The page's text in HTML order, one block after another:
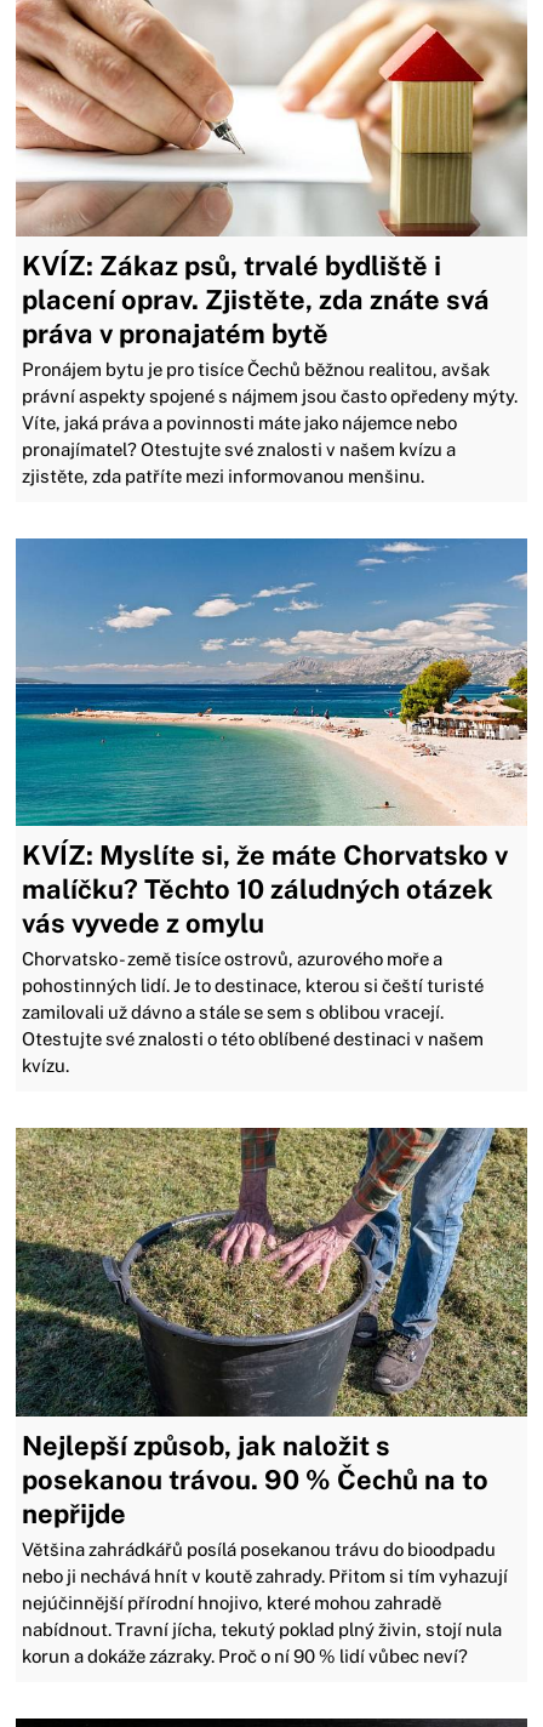
KVÍZ: Zákaz psů, trvalé bydliště i
placení oprav. Zjistěte, zda znáte svá
práva v pronajatém bytě
Pronájem bytu je pro tisíce Čechů běžnou realitou, avšak
právní aspekty spojené s nájmem jsou často opředeny mýty.
Víte, jaká práva a povinnosti máte jako nájemce nebo
pronajímatel? Otestujte své znalosti v našem kvízu a
zjistěte, zda patříte mezi informovanou menšinu.
KVÍZ: Myslíte si, že máte Chorvatsko v
malíčku? Těchto 10 záludných otázek
vás vyvede z omylu
Chorvatsko - země tisíce ostrovů, azurového moře a
pohostinných lidí. Je to destinace, kterou si čeští turisté
zamilovali už dávno a stále se sem s oblibou vracejí.
Otestujte své znalosti o této oblíbené destinaci v našem
kvízu.
Nejlepší způsob, jak naložit s
posekanou trávou. 90 % Čechů na to
nepřijde
Většina zahrádkářů posílá posekanou trávu do bioodpadu
nebo ji nechává hnít v koutě zahrady. Přitom si tím vyhazují
nejúčinnější přírodní hnojivo, které mohou zahradě
nabídnout. Travní jícha, tekutý poklad plný živin, stojí nula
korun a dokáže zázraky. Proč o ní 90 % lidí vůbec neví?